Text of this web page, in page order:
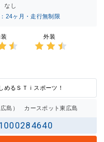
なし
24ヶ月・走行無制限
外装
めるＳＴｉスポーツ！
島） カースポット東広島